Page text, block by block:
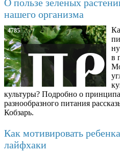
О пользе зеленых
нашего организма
4785
в
культуры? Подробно о
разнообразного питания
Кобзарь.
Как мотивировать
лайфхаки